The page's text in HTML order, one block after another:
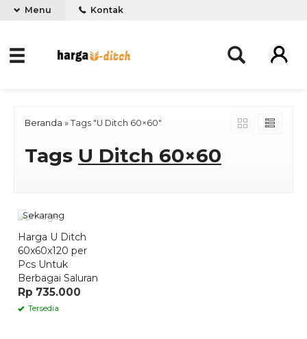
Menu Kontak
Beranda » Tags "U Ditch 60×60"
Tags U Ditch 60×60
Sekarang
Harga U Ditch
60x60x120 per
Pcs Untuk
Berbagai Saluran
Rp 735.000
Tersedia